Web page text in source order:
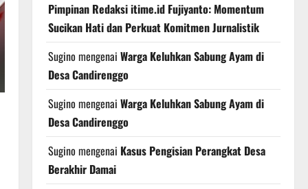
Pimpinan Redaksi itime.id Fujiyanto: Momentum
Sucikan Hati dan Perkuat Komitmen Jurnalistik
Sugino mengenai Warga Keluhkan Sabung Ayam di
Desa Candirenggo
Sugino mengenai Warga Keluhkan Sabung Ayam di
Desa Candirenggo
Sugino mengenai Kasus Pengisian Perangkat Desa
Berakhir Damai